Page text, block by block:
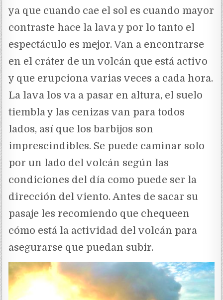
ya que cuando cae el sol es cuando mayor
contraste hace la lava y por lo tanto el
espectáculo es mejor. Van a encontrarse
en el cráter de un volcán que está activo
y que erupciona varias veces a cada hora.
La lava los va a pasar en altura, el suelo
tiembla y las cenizas van para todos
lados, así que los barbijos son
imprescindibles. Se puede caminar solo
por un lado del volcán según las
condiciones del día como puede ser la
dirección del viento. Antes de sacar su
pasaje les recomiendo que chequeen
cómo está la actividad del volcán para
asegurarse que puedan subir.